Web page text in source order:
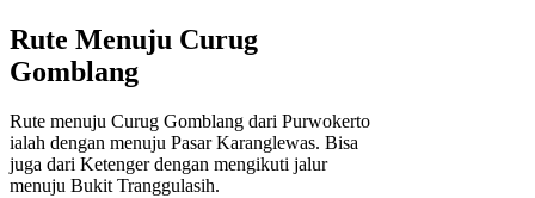
Rute Menuju Curug
Gomblang
Rute menuju Curug Gomblang dari Purwokerto
ialah dengan menuju Pasar Karanglewas. Bisa
juga dari Ketenger dengan mengikuti jalur
menuju Bukit Tranggulasih.